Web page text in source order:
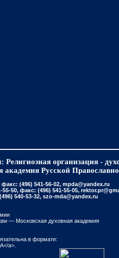
организация -
академия Русской
(496) 541-56-02, mpda@yandex.ru
50, факс: (496) 541-55-05,
540-53-32, szo-mda@yandex.ru
— Московская духовная академия
в формате:
a>.